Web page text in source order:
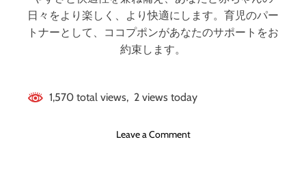
日々をより楽しく、より快適にします。育児のパー
トナーとして、ココプポンがあなたのサポートをお
約束します。
1,570 total views, 2 views today
Leave a Commento